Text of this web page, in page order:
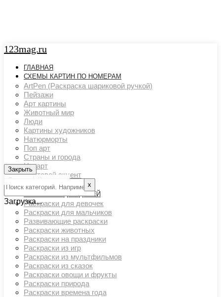
123mag.ru
ГЛАВНАЯ
СХЕМЫ КАРТИН ПО НОМЕРАМ
ArtPen (Раскраска шариковой ручкой)
Пейзажи
Арт картины
Животный мир
Люди
Картины художников
Натюрморты
Поп арт
Страны и города
Ню арт
Цветовой акцент
Транспорт
РАСКРАСКИ ДЛЯ ДЕТЕЙ
Раскраски для девочек
Раскраски для мальчиков
Развивающие раскраски
Раскраски животных
Раскраски на праздники
Раскраски из игр
Раскраски из мультфильмов
Раскраски из сказок
Раскраски овощи и фрукты
Раскраски природа
Раскраски времена года
Закрыть
Фильтр
Очистить
Закрыть
х
Загрузка...